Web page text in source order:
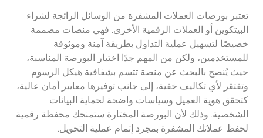
تعتبر بورصات العملات المشفرة من الوسائل الرائجة لشراء
البيتكوين أو العملات الرقمية الأخرى. فهي منصات مصممة
خصيصًا لتسهيل عملية التداول بطريقة آمنة وموثوقة
للمستخدمين، ولكن من المهم جدًا اختيار البورصة المناسبة،
حيث يُنصح بالبحث عن منصة تتسم بشفافية هيكل الرسوم
وتفتقر لأي تكاليف خفية، إلى جانب توفيرها معايير أمان عالية،
كتحقق هوية العميل وسياسات واضحة لحماية البيانات
الشخصية. وذلك لأن البورصة المختارة ستمنحك محفظة رقمية
لحفظ عملاتك المشفرة بمجرد إتمام عملية التحويل.